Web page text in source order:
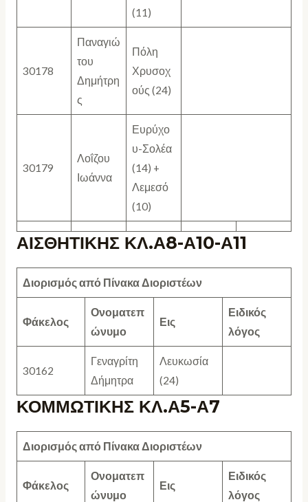
(11)
30178
Παναγιώ
του
Δημήτρη
ς
Πόλη
Χρυσοχ
ούς (24)
30179
Λοΐζου
Ιωάννα
Ευρύχο
υ-Σολέα
(14) +
Λεμεσό
(10)
ΑΙΣΘΗΤΙΚΗΣ ΚΛ.Α8-Α10-Α11
Διορισμός από Πίνακα Διοριστέων
Φάκελος
Ονοματεπ
ώνυμο
Εις
Ειδικός
λόγος
30162
Γεναγρίτη
Δήμητρα
Λευκωσία
(24)
ΚΟΜΜΩΤΙΚΗΣ ΚΛ.Α5-Α7
Διορισμός από Πίνακα Διοριστέων
Φάκελος
Ονοματεπ
ώνυμο
Εις
Ειδικός
λόγος